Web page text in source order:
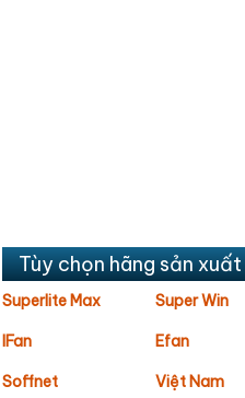
Tùy chọn hãng sản xuất
Superlite Max Super Win
IFan Efan
Soffnet Việt Nam